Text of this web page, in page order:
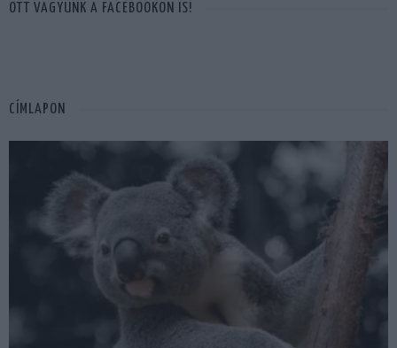
OTT VAGYUNK A FACEBOOKON IS!
CÍMLAPON